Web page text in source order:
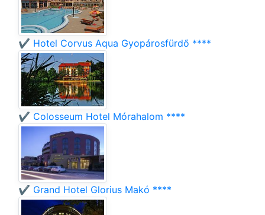
✔️ Hotel Corvus Aqua Gyopárosfürdő ****
✔️ Colosseum Hotel Mórahalom ****
✔️ Grand Hotel Glorius Makó ****